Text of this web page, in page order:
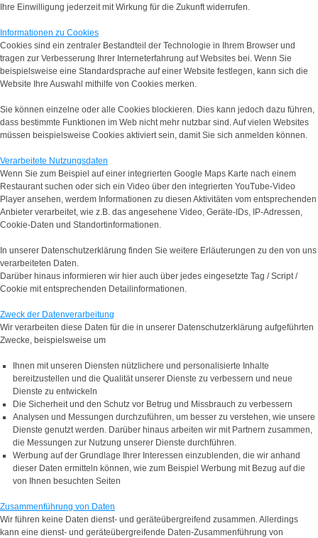
Ihre Einwilligung jederzeit mit Wirkung für die Zukunft widerrufen.
Informationen zu Cookies
Cookies sind ein zentraler Bestandteil der Technologie in Ihrem Browser und
tragen zur Verbesserung Ihrer Interneterfahrung auf Websites bei. Wenn Sie
beispielsweise eine Standardsprache auf einer Website festlegen, kann sich die
Website Ihre Auswahl mithilfe von Cookies merken.
Sie können einzelne oder alle Cookies blockieren. Dies kann jedoch dazu führen,
dass bestimmte Funktionen im Web nicht mehr nutzbar sind. Auf vielen Websites
müssen beispielsweise Cookies aktiviert sein, damit Sie sich anmelden können.
Verarbeitete Nutzungsdaten
Wenn Sie zum Beispiel auf einer integrierten Google Maps Karte nach einem
Restaurant suchen oder sich ein Video über den integrierten YouTube-Video
Player ansehen, werdem Informationen zu diesen Aktivitäten vom entsprechenden
Anbieter verarbeitet, wie z.B. das angesehene Video, Geräte-IDs, IP-Adressen,
Cookie-Daten und Standortinformationen.
In unserer Datenschutzerklärung finden Sie weitere Erläuterungen zu den von uns
verarbeiteten Daten.
Darüber hinaus informieren wir hier auch über jedes eingesetzte Tag / Script /
Cookie mit entsprechenden Detailinformationen.
Zweck der Datenverarbeitung
Wir verarbeiten diese Daten für die in unserer Datenschutzerklärung aufgeführten
Zwecke, beispielsweise um
Ihnen mit unseren Diensten nützlichere und personalisierte Inhalte
bereitzustellen und die Qualität unserer Dienste zu verbessern und neue
Dienste zu entwickeln
Die Sicherheit und den Schutz vor Betrug und Missbrauch zu verbessern
Analysen und Messungen durchzuführen, um besser zu verstehen, wie unsere
Dienste genutzt werden. Darüber hinaus arbeiten wir mit Partnern zusammen,
die Messungen zur Nutzung unserer Dienste durchführen.
Werbung auf der Grundlage Ihrer Interessen einzublenden, die wir anhand
dieser Daten ermitteln können, wie zum Beispiel Werbung mit Bezug auf die
von Ihnen besuchten Seiten
Zusammenführung von Daten
Wir führen keine Daten dienst- und geräteübergreifend zusammen. Allerdings
kann eine dienst- und geräteübergreifende Daten-Zusammenführung von